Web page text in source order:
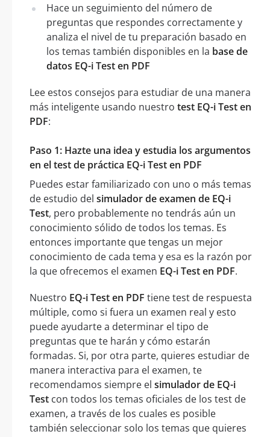
Hace un seguimiento del número de
preguntas que respondes correctamente y
analiza el nivel de tu preparación basado en
los temas también disponibles en la base de
datos EQ-i Test en PDF
Lee estos consejos para estudiar de una manera
más inteligente usando nuestro test EQ-i Test en
PDF:
Paso 1: Hazte una idea y estudia los argumentos
en el test de práctica EQ-i Test en PDF
Puedes estar familiarizado con uno o más temas
de estudio del simulador de examen de EQ-i
Test, pero probablemente no tendrás aún un
conocimiento sólido de todos los temas. Es
entonces importante que tengas un mejor
conocimiento de cada tema y esa es la razón por
la que ofrecemos el examen EQ-i Test en PDF.
Nuestro EQ-i Test en PDF tiene test de respuesta
múltiple, como si fuera un examen real y esto
puede ayudarte a determinar el tipo de
preguntas que te harán y cómo estarán
formadas. Si, por otra parte, quieres estudiar de
manera interactiva para el examen, te
recomendamos siempre el simulador de EQ-i
Test con todos los temas oficiales de los test de
examen, a través de los cuales es posible
también seleccionar solo los temas que quieres